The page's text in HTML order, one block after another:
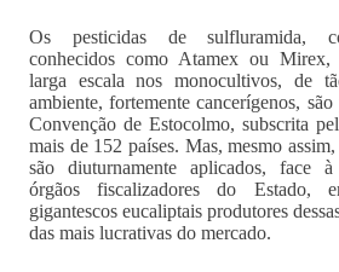
Os pesticidas de sulfluramida,
conhecidos como Atamex ou Mirex,
larga escala nos monocultivos, de
ambiente, fortemente cancerígenos,
Convenção de Estocolmo, subscrita
mais de 152 países. Mas, mesmo assim,
são diuturnamente aplicados, face
órgãos fiscalizadores do Estado,
gigantescos eucaliptais produtores
das mais lucrativas do mercado.